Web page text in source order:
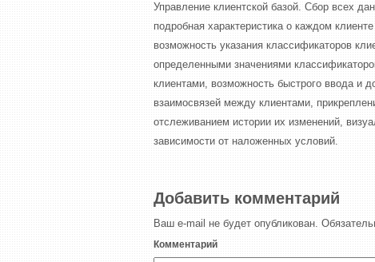
Управление клиентской базой. Сбор всех
подробная характеристика о каждом
возможность указания классификаторов
определенными значениями
клиентами, возможность быстрого ввода и
взаимосвязей между клиентами,
отслеживанием истории их изменений,
зависимости от наложенных условий.
Добавить комментарий
Ваш e-mail не будет опубликован.
Комментарий